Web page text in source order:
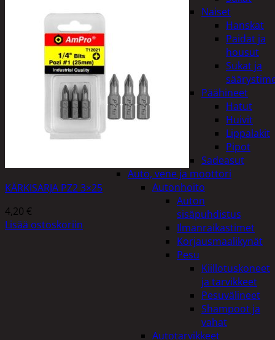
Naiset
Hanskat
Paidat ja
housut
Sukat ja
Päähineet
Hatut
Huivit
Lippalakit
Pipot
Sadeasut
Auto, vene ja moottori
Autonhoito
Auton
sisäpuhdistus
Ilmanraikastimet
Korjausmaalikynät
Pesu
Kiillotuskoneet
ja tarvikkeet
Pesuvälineet
Shampoot ja
vahat
Autotarvikkeet
KÄRKISARJA PZ2 3×25
4,20 €
Lisää ostoskoriin